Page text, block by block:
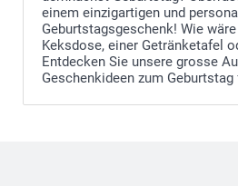
einem einzigartigen und
Geburtstagsgeschenk! Wie
Keksdose, einer Getränketafel
Entdecken Sie unsere grosse
Geschenkideen zum Geburtstag